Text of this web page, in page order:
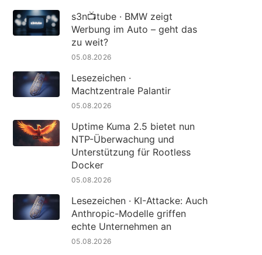
s3n📺tube · BMW zeigt
Werbung im Auto – geht das
zu weit?
05.08.2026
Lesezeichen ·
Machtzentrale Palantir
05.08.2026
Uptime Kuma 2.5 bietet nun
NTP-Überwachung und
Unterstützung für Rootless
Docker
05.08.2026
Lesezeichen · KI-Attacke: Auch
Anthropic-Modelle griffen
echte Unternehmen an
05.08.2026